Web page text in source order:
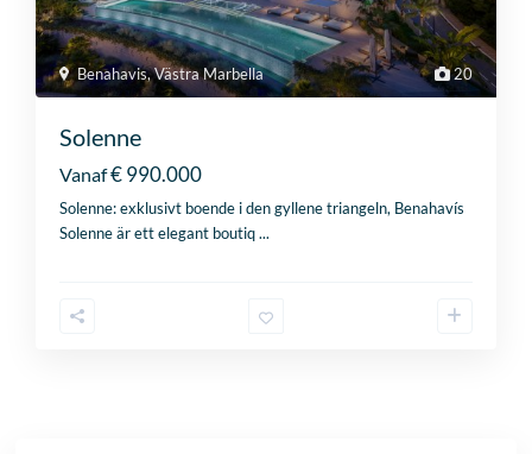
20
Benahavis,Västra Marbella
Solenne
Vanaf€ 990.000
Solenne: exklusivt boende i den gyllene triangeln, Benahavís
Solenne är ett elegant boutiq...